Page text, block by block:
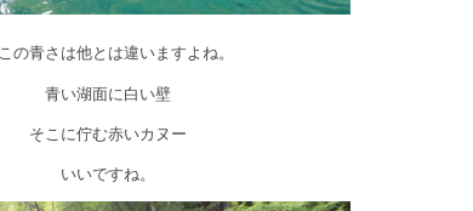
の青さは他とは違いますよね。
青い湖面に白い壁
そこに佇む赤いカヌー
いいですね。